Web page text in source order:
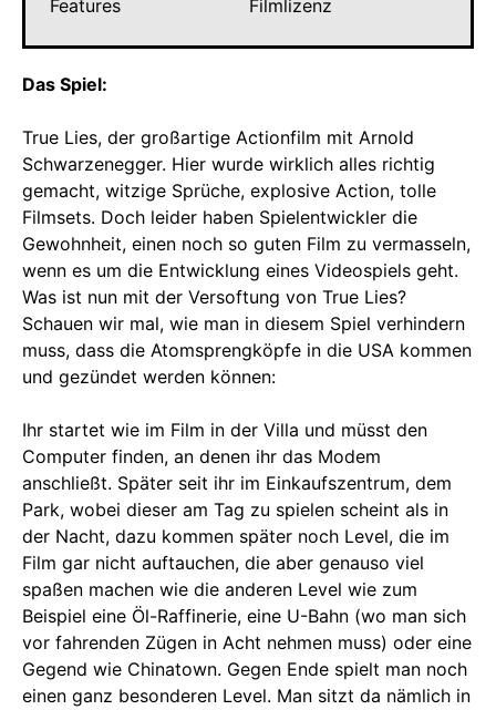
Features
Filmlizenz
Das Spiel:
True Lies, der großartige Actionfilm mit Arnold
Schwarzenegger. Hier wurde wirklich alles richtig
gemacht, witzige Sprüche, explosive Action, tolle
Filmsets. Doch leider haben Spielentwickler die
Gewohnheit, einen noch so guten Film zu vermasseln,
wenn es um die Entwicklung eines Videospiels geht.
Was ist nun mit der Versoftung von True Lies?
Schauen wir mal, wie man in diesem Spiel verhindern
muss, dass die Atomsprengköpfe in die USA kommen
und gezündet werden können:
Ihr startet wie im Film in der Villa und müsst den
Computer finden, an denen ihr das Modem
anschließt. Später seit ihr im Einkaufszentrum, dem
Park, wobei dieser am Tag zu spielen scheint als in
der Nacht, dazu kommen später noch Level, die im
Film gar nicht auftauchen, die aber genauso viel
spaßen machen wie die anderen Level wie zum
Beispiel eine Öl-Raffinerie, eine U-Bahn (wo man sich
vor fahrenden Zügen in Acht nehmen muss) oder eine
Gegend wie Chinatown. Gegen Ende spielt man noch
einen ganz besonderen Level. Man sitzt da nämlich in